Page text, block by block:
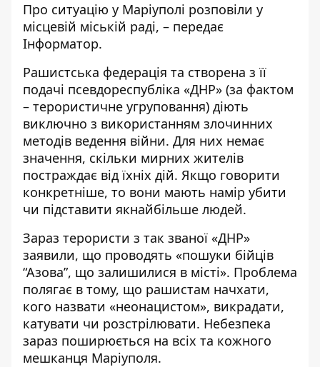
Про ситуацію у Маріуполі розповіли у
місцевій міській раді, – передає
Інформатор.
Рашистська федерація та створена з її
подачі псевдореспубліка «ДНР» (за фактом
– терористичне угруповання) діють
виключно з використанням злочинних
методів ведення війни. Для них немає
значення, скільки мирних жителів
постраждає від їхніх дій. Якщо говорити
конкретніше, то вони мають намір убити
чи підставити якнайбільше людей.
Зараз терористи з так званої «ДНР»
заявили, що проводять «пошуки бійців
“Азова”, що залишилися в місті». Проблема
полягає в тому, що рашистам начхати,
кого назвати «неонацистом», викрадати,
катувати чи розстрілювати. Небезпека
зараз поширюється на всіх та кожного
мешканця Маріуполя.